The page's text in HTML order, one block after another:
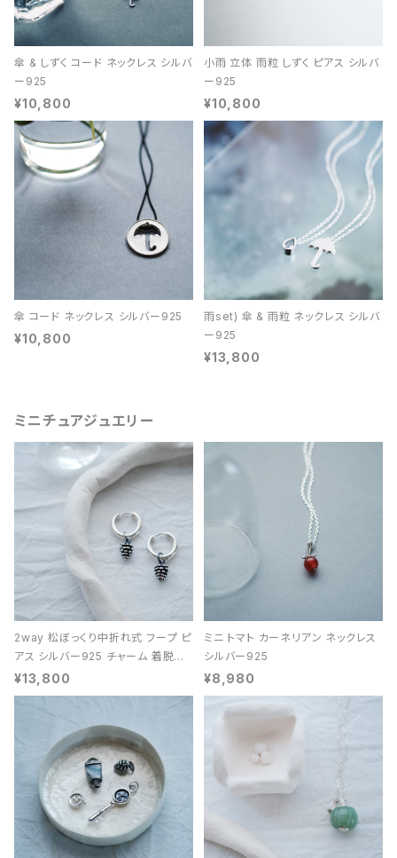
傘 & しずく コード ネックレス シルバ
ー925
¥10,800
小雨 立体 雨粒 しずく ピアス シルバ
ー925
¥10,800
傘 コード ネックレス シルバー925
¥10,800
雨set) 傘 & 雨粒 ネックレス シルバ
ー925
¥13,800
ミニチュアジュエリー
2way 松ぼっくり中折れ式 フープ ピ
アス シルバー925 チャーム 着脱可
能 レディース ユニセックス
¥13,800
ミニ トマト カーネリアン ネックレス
シルバー925
¥8,980